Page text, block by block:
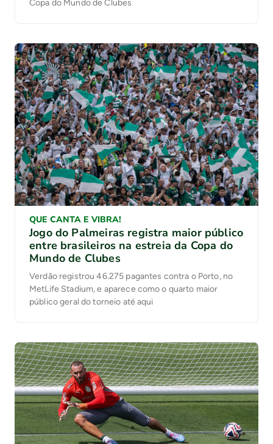
Copa do Mundo de Clubes
QUE CANTA E VIBRA!
Jogo do Palmeiras registra maior público
entre brasileiros na estreia da Copa do
Mundo de Clubes
Verdão registrou 46.275 pagantes contra o Porto, no
MetLife Stadium, e aparece como o quarto maior
público geral do torneio até aqui